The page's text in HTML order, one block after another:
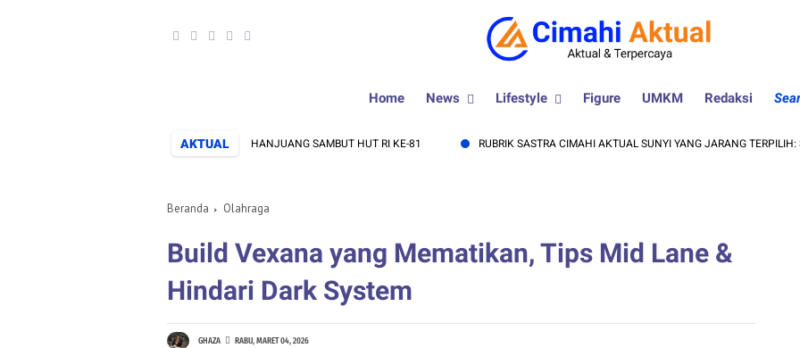
Home News Lifestyle Figure UMKM Redaksi
AKTUAL
LEWAT TURNAMEN VOLI, DESA CIHANJUANG SAMBUT HUT RI KE-81 RUBRIK SASTRA CIMAHI AKTUAL SUNYI YANG JARANG TERPILIH: SAAT
Beranda Olahraga
Build Vexana yang Mematikan, Tips Mid Lane &
Hindari Dark System
GHAZA RABU, MARET 04, 2026